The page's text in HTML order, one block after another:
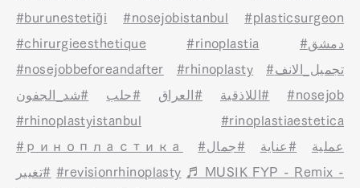
#burunestetiği
#nosejobistanbul
#plasticsurgeon
#chirurgieesthetique
#rinoplastia
#دمشق
#nosejobbeforeandafter
#rhinoplasty
#تجميل_الانف
#اللاذقية
#العراق #حلب #شد_الجفون
#nosejob
#rhinoplastyistanbul
#rinoplastiaestetica
#ринопластика
#عملية #عناية
#جمال
#تغيير #revisionrhinoplasty
♬ MUSIK FYP - Remix -